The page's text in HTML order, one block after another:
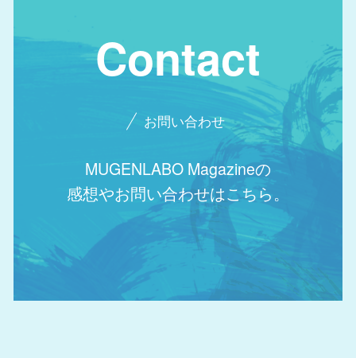
Contact
お問い合わせ
MUGENLABO Magazineの
感想やお問い合わせはこちら。